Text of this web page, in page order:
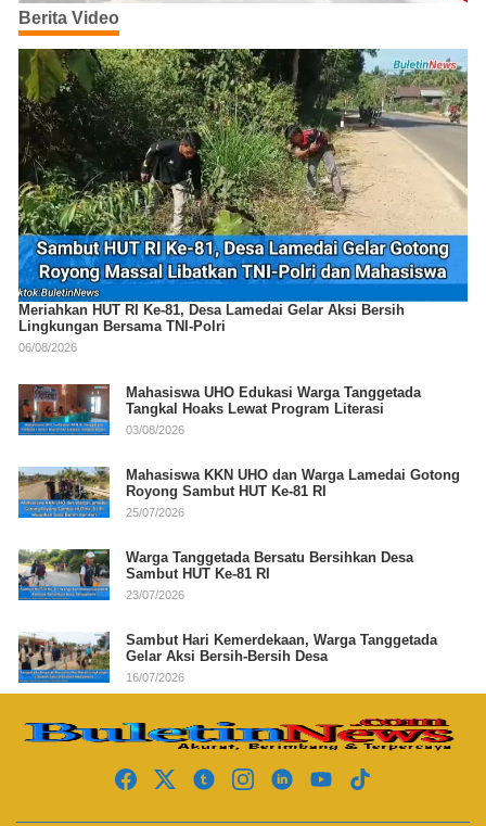
Berita Video
Meriahkan HUT RI Ke-81, Desa Lamedai Gelar Aksi Bersih
Lingkungan Bersama TNI-Polri
06/08/2026
Mahasiswa UHO Edukasi Warga Tanggetada
Tangkal Hoaks Lewat Program Literasi
03/08/2026
Mahasiswa KKN UHO dan Warga Lamedai Gotong
Royong Sambut HUT Ke-81 RI
25/07/2026
Warga Tanggetada Bersatu Bersihkan Desa
Sambut HUT Ke-81 RI
23/07/2026
Sambut Hari Kemerdekaan, Warga Tanggetada
Gelar Aksi Bersih-Bersih Desa
16/07/2026